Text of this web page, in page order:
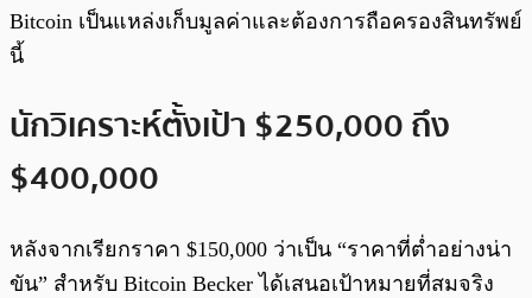
Bitcoin เป็นแหล่งเก็บมูลค่าและต้องการถือครองสินทรัพย์
นี้
นักวิเคราะห์ตั้งเป้า $250,000 ถึง
$400,000
หลังจากเรียกราคา $150,000 ว่าเป็น “ราคาที่ต่ำอย่างน่า
ขัน” สำหรับ Bitcoin Becker ได้เสนอเป้าหมายที่สมจริง